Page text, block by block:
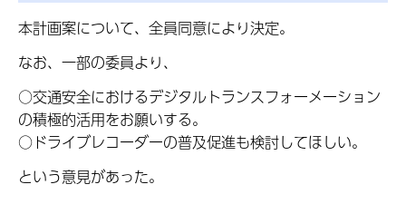
本計画案について、全員同意により決定。
なお、一部の委員より、
○交通安全におけるデジタルトランスフォーメーション
の積極的活用をお願いする。
○ドライブレコーダーの普及促進も検討してほしい。
という意見があった。